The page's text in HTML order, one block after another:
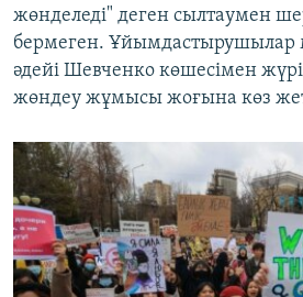
жөнделеді" деген сылтаумен
бермеген. Ұйымдастырушылар
әдейі Шевченко көшесімен
жөндеу жұмысы жоғына көз